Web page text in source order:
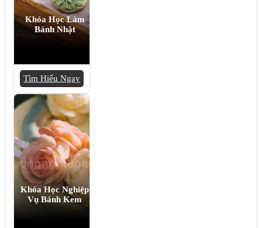
Khóa Học Làm
Bánh Nhật
Tìm Hiểu Ngay
Khóa Học Nghiệp
Vụ Bánh Kem